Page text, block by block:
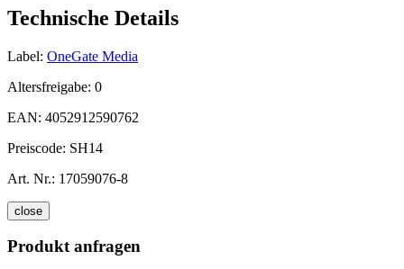
Technische Details
Label: OneGate Media
Altersfreigabe: 0
EAN: 4052912590762
Preiscode: SH14
Art. Nr.: 17059076-8
close
Produkt anfragen